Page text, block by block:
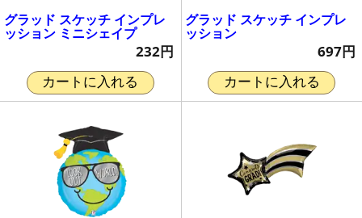
グラッド スケッチ インプレ
ッション ミニシェイプ
232円
カートに入れる
グラッド スケッチ インプレ
ッション
697円
カートに入れる